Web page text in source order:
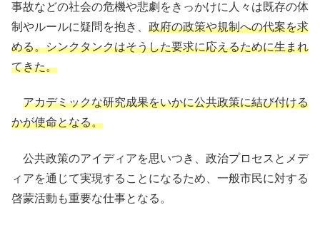
事故などの社会の危機や悲劇をきっかけに人々は既存の体
制やルールに疑問を抱き、 政府の政策や規制への代案を求
める。シンクタンクはそうした要求に応えるために生まれ
てきた。
アカデミックな研究成果をいかに公共政策に結び付ける
かが使命となる。
公共政策のアイディアを思いつき、政治プロセスとメデ
ィアを通じて実現することになるため、一般市民に対する
啓蒙活動も重要な仕事となる。